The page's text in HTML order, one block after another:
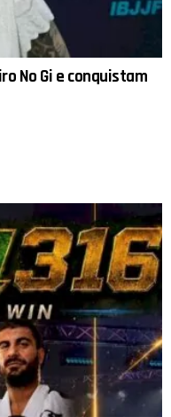
No Gi e conquistam